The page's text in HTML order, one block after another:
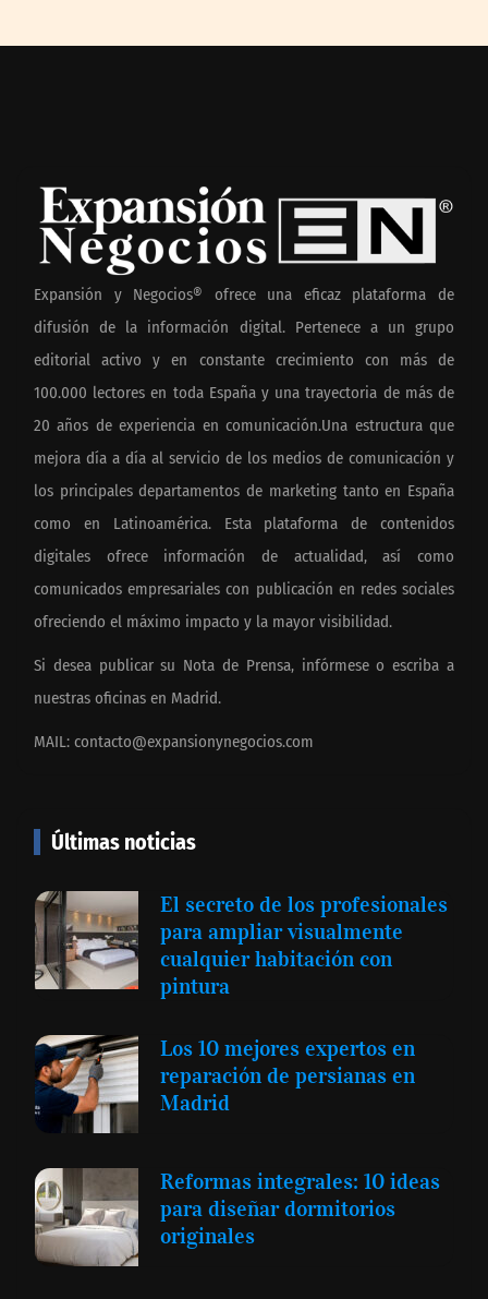
Expansión y Negocios® ofrece una eficaz plataforma de
difusión de la información digital. Pertenece a un grupo
editorial activo y en constante crecimiento con más de
100.000 lectores en toda España y una trayectoria de más de
20 años de experiencia en comunicación.Una estructura que
mejora día a día al servicio de los medios de comunicación y
los principales departamentos de marketing tanto en España
como en Latinoamérica. Esta plataforma de contenidos
digitales ofrece información de actualidad, así como
comunicados empresariales con publicación en redes sociales
ofreciendo el máximo impacto y la mayor visibilidad.
Si desea publicar su Nota de Prensa, infórmese o escriba a
nuestras oficinas en Madrid.
MAIL: contacto@expansionynegocios.com
Últimas noticias
El secreto de los profesionales
para ampliar visualmente
cualquier habitación con
pintura
Los 10 mejores expertos en
reparación de persianas en
Madrid
Reformas integrales: 10 ideas
para diseñar dormitorios
originales